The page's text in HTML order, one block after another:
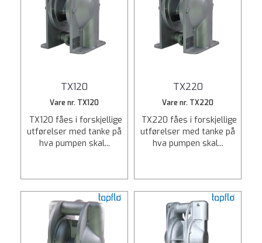
TX120
Vare nr. TX120
TX120 fåes i forskjellige
utførelser med tanke på
hva pumpen skal...
TX220
Vare nr. TX220
TX220 fåes i forskjellige
utførelser med tanke på
hva pumpen skal...